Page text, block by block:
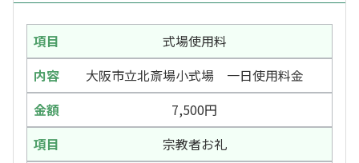
式場使用料
大阪市立北斎場小式場 一日使用料金
7,500円
宗教者お礼